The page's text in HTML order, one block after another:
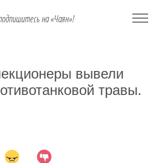
на «Чаян»!
вывели
травы.